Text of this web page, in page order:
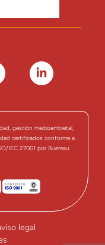
gestión medioambietal,
certificados conforme a
IEC 27001 por Buereau
legal